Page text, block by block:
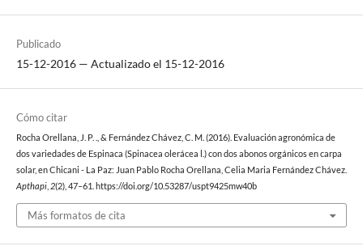
Publicado
15-12-2016 — Actualizado el 15-12-2016
Cómo citar
Rocha Orellana, J. P. ., & Fernández Chávez, C. M. (2016). Evaluación agronómica de
dos variedades de Espinaca (Spinacea olerácea l.) con dos abonos orgánicos en carpa
solar, en Chicani - La Paz: Juan Pablo Rocha Orellana, Celia Maria Fernández Chávez.
Apthapi, 2(2), 47–61. https://doi.org/10.53287/uspt9425mw40b
Más formatos de cita